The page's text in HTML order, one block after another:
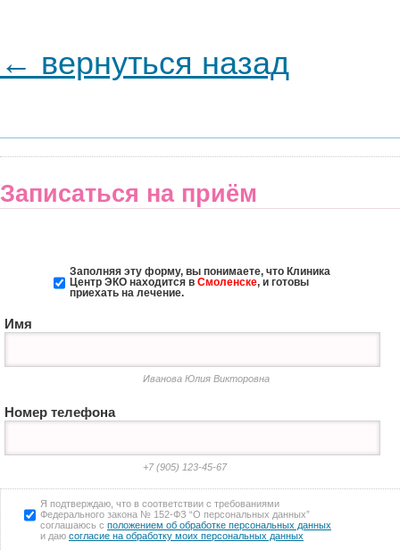
← вернуться назад
Записаться на приём
Заполняя эту форму, вы понимаете, что Клиника
Центр ЭКО находится в Смоленске, и готовы
приехать на лечение.
Имя
Иванова Юлия Викторовна
Номер телефона
+7 (905) 123-45-67
Я подтверждаю, что в соответствии с требованиями
Федерального закона № 152-ФЗ “О персональных данных”
соглашаюсь с положением об обработке персональных данных
и даю согласие на обработку моих персональных данных